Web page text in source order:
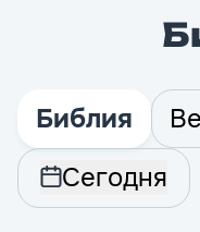
Библия
Сегодня